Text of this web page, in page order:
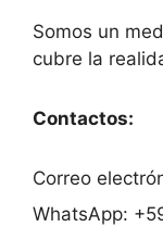
Somos un
cubre la
Contactos:
Correo
WhatsApp: